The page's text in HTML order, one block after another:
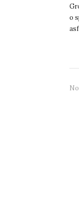
o